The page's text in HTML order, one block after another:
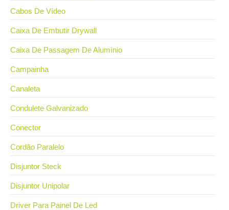
Cabos De Vídeo
Caixa De Embutir Drywall
Caixa De Passagem De Alumínio
Campainha
Canaleta
Condulete Galvanizado
Conector
Cordão Paralelo
Disjuntor Steck
Disjuntor Unipolar
Driver Para Painel De Led